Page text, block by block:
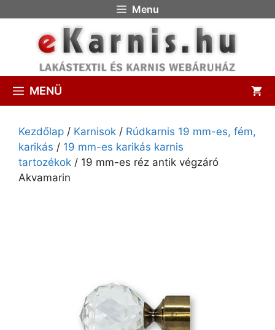
Menu
MENÜ
Kezdőlap / Karnisok / Rúdkarnis 19 mm-es, fém,
karikás / 19 mm-es karikás karnis
tartozékok / 19 mm-es réz antik végzáró
Akvamarin